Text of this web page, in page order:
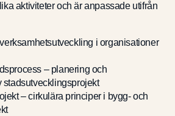
aktiviteter och är anpassade utifrån
i organisationer
– planering och
stadsutvecklingsprojekt
– cirkulära principer i bygg- och